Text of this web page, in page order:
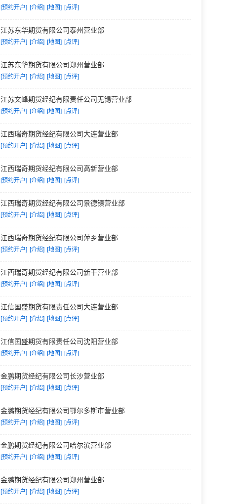
[预约开户] [介绍] [地图] [点评]
江苏东华期货有限公司泰州营业部
[预约开户] [介绍] [地图] [点评]
江苏东华期货有限公司郑州营业部
[预约开户] [介绍] [地图] [点评]
江苏文峰期货经纪有限责任公司无锡营业部
[预约开户] [介绍] [地图] [点评]
江西瑞奇期货经纪有限公司大连营业部
[预约开户] [介绍] [地图] [点评]
江西瑞奇期货经纪有限公司高新营业部
[预约开户] [介绍] [地图] [点评]
江西瑞奇期货经纪有限公司景德镇营业部
[预约开户] [介绍] [地图] [点评]
江西瑞奇期货经纪有限公司萍乡营业部
[预约开户] [介绍] [地图] [点评]
江西瑞奇期货经纪有限公司新干营业部
[预约开户] [介绍] [地图] [点评]
江信国盛期货有限责任公司大连营业部
[预约开户] [介绍] [地图] [点评]
江信国盛期货有限责任公司沈阳营业部
[预约开户] [介绍] [地图] [点评]
金鹏期货经纪有限公司长沙营业部
[预约开户] [介绍] [地图] [点评]
金鹏期货经纪有限公司鄂尔多斯市营业部
[预约开户] [介绍] [地图] [点评]
金鹏期货经纪有限公司哈尔滨营业部
[预约开户] [介绍] [地图] [点评]
金鹏期货经纪有限公司郑州营业部
[预约开户] [介绍] [地图] [点评]